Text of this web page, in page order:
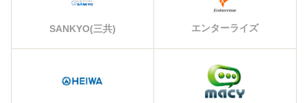
SANKYO(三共) エンターライズ